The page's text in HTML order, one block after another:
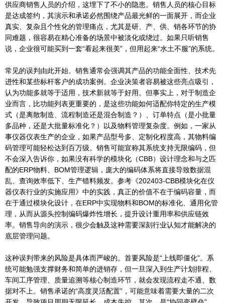
供应商销售人员的介绍，这埋下了不小的隐患。销售人员的核心目标
是达成签约，其演示和承诺必然围绕产品最光鲜的一面展开，而企业
真实、复杂且个性化的管理痛点，尤其是研、产、供、销各环节的协
同难题，很容易在精心准备的场景中被淡化或绕过。如果只听销售
说，企业很可能买到一套“看起来很美”，但用起来“水土不服”的系统。
常见的误判由此开始。销售通常会强调其产品的功能全面性、技术先
进性和某些标杆客户的成功案例。企业决策者容易被这些亮点吸引，
认为功能多就等于适用，技术新就等于好用。但事实上，对于制造企
业而言，比功能列表更重要的，是这些功能如何适配你特定的生产模
式（是离散制造、流程制造还是混合制造？）、订单特点（是小批量
多品种，还是大批量标准化？）以及物料管理复杂度。例如，一家从
事仪器仪表生产的企业，如果产品型号多、定制化程度高，其物料编
码管理可能轻松达到百万级。销售可能宣称其系统支持无限编码，但
不会深入告诉你，如果没有科学的模块化（CBB）设计理念和与之匹
配的ERP物料、BOM管理逻辑，庞大的编码体系将直接导致数据混
乱、查询效率低下、生产错料频发。参考《202403-CBB模块化在仪
器仪表行业的实施应用》中的实践，真正的价值不在于编码容量，而
在于通过模块化设计，在ERP中实现物料和BOM的标准化、通用化管
理，从而从源头控制编码爆炸性增长，提升设计重用率和供应链效
率。销售导向的演示，很少会触及这种需要深刻行业认知才能解决的
底层管理问题。
这种误判带来的风险是具体而严峻的。首要风险是“上线即僵化”。系
统可能勉强支撑财务和简单的进销存，但一旦深入到生产计划排程、
车间工序管理、质量追溯等核心制造环节，就会发现流程走不通、数
据对不上。销售承诺的“高度灵活配置”，可能意味着需要大量的二次